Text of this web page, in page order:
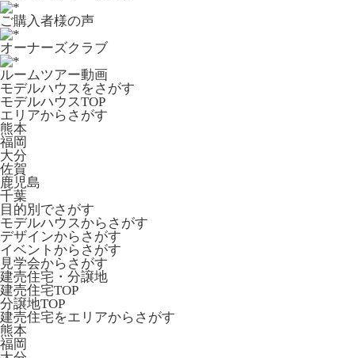
ご購入者様の声
オーナーズクラブ
ルームツアー動画
モデルハウスをさがす
モデルハウスTOP
エリアからさがす
熊本
福岡
大分
佐賀
鹿児島
千葉
目的別でさがす
モデルハウスからさがす
デザインからさがす
イベントからさがす
見学会からさがす
建売住宅・分譲地
建売住宅TOP
分譲地TOP
建売住宅をエリアからさがす
熊本
福岡